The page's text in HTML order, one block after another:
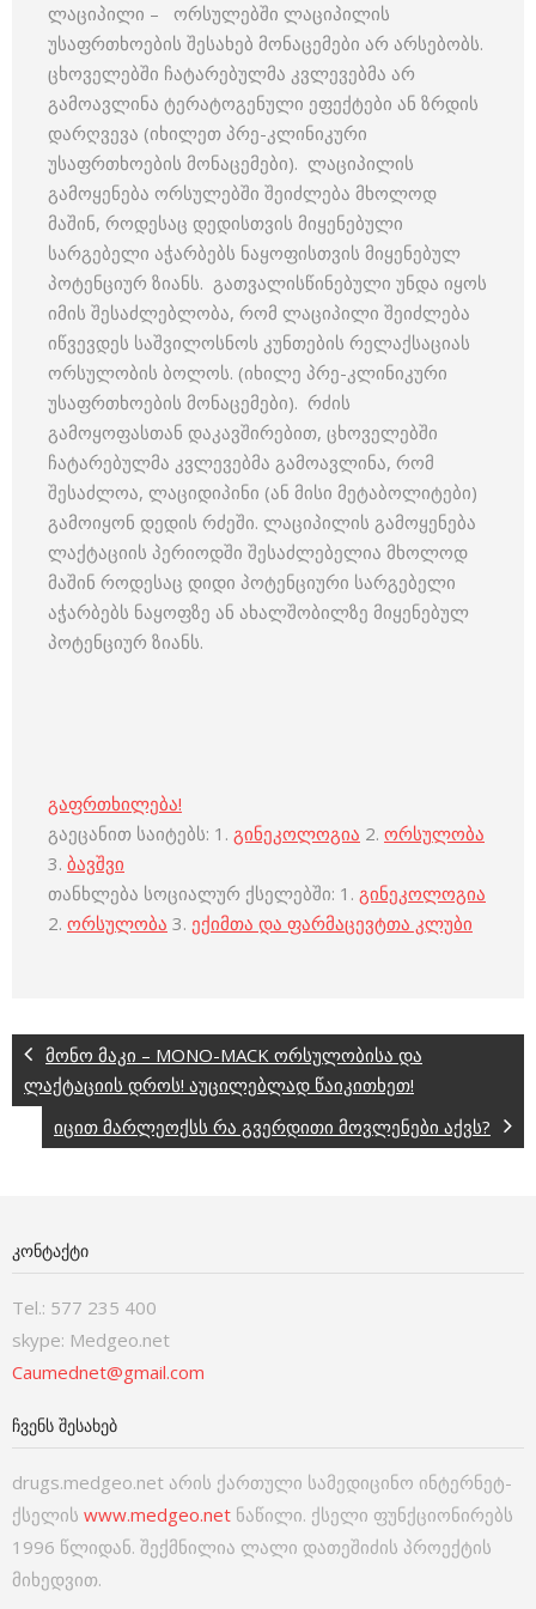
ლაციპილი – ორსულებში ლაციპილის
უსაფრთხოების შესახებ მონაცემები არ არსებობს.
ცხოველებში ჩატარებულმა კვლევებმა არ
გამოავლინა ტერატოგენული ეფექტები ან ზრდის
დარღვევა (იხილეთ პრე-კლინიკური
უსაფრთხოების მონაცემები). ლაციპილის
გამოყენება ორსულებში შეიძლება მხოლოდ
მაშინ, როდესაც დედისთვის მიყენებული
სარგებელი აჭარბებს ნაყოფისთვის მიყენებულ
პოტენციურ ზიანს. გათვალისწინებული უნდა იყოს
იმის შესაძლებლობა, რომ ლაციპილი შეიძლება
იწვევდეს საშვილოსნოს კუნთების რელაქსაციას
ორსულობის ბოლოს. (იხილე პრე-კლინიკური
უსაფრთხოების მონაცემები). რძის
გამოყოფასთან დაკავშირებით, ცხოველებში
ჩატარებულმა კვლევებმა გამოავლინა, რომ
შესაძლოა, ლაციდიპინი (ან მისი მეტაბოლიტები)
გამოიყონ დედის რძეში. ლაციპილის გამოყენება
ლაქტაციის პერიოდში შესაძლებელია მხოლოდ
მაშინ როდესაც დიდი პოტენციური სარგებელი
აჭარბებს ნაყოფზე ან ახალშობილზე მიყენებულ
პოტენციურ ზიანს.
გაფრთხილება!
გაეცანით საიტებს: 1. გინეკოლოგია 2. ორსულობა
3. ბავშვი
თანხლება სოციალურ ქსელებში: 1. გინეკოლოგია
2. ორსულობა 3. ექიმთა და ფარმაცევტთა კლუბი
მონო მაკი – MONO-MACK ორსულობისა და
ლაქტაციის დროს! აუცილებლად წაიკითხეთ!
იცით მარლეოქსს რა გვერდითი მოვლენები აქვს?
ᲙᲝᲜᲢᲐᲥᲢᲘ
Tel.: 577 235 400
skype: Medgeo.net
Caumednet@gmail.com
ᲩᲕᲔᲜᲡ ᲨᲔᲡᲐᲮᲔᲑ
drugs.medgeo.net არის ქართული სამედიცინო ინტერნეტ-
ქსელის www.medgeo.net ნაწილი. ქსელი ფუნქციონირებს
1996 წლიდან. შექმნილია ლალი დათეშიძის პროექტის
მიხედვით.